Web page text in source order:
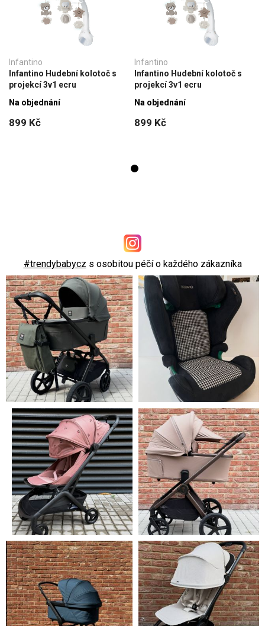
Infantino
Infantino Hudební kolotoč s
projekcí 3v1 ecru
899 Kč
Na objednání
Infantino
Infantino Hudební kolotoč s
projekcí 3v1 ecru
899 Kč
Na objednání
#trendybabycz s osobitou péčí o každého zákazníka